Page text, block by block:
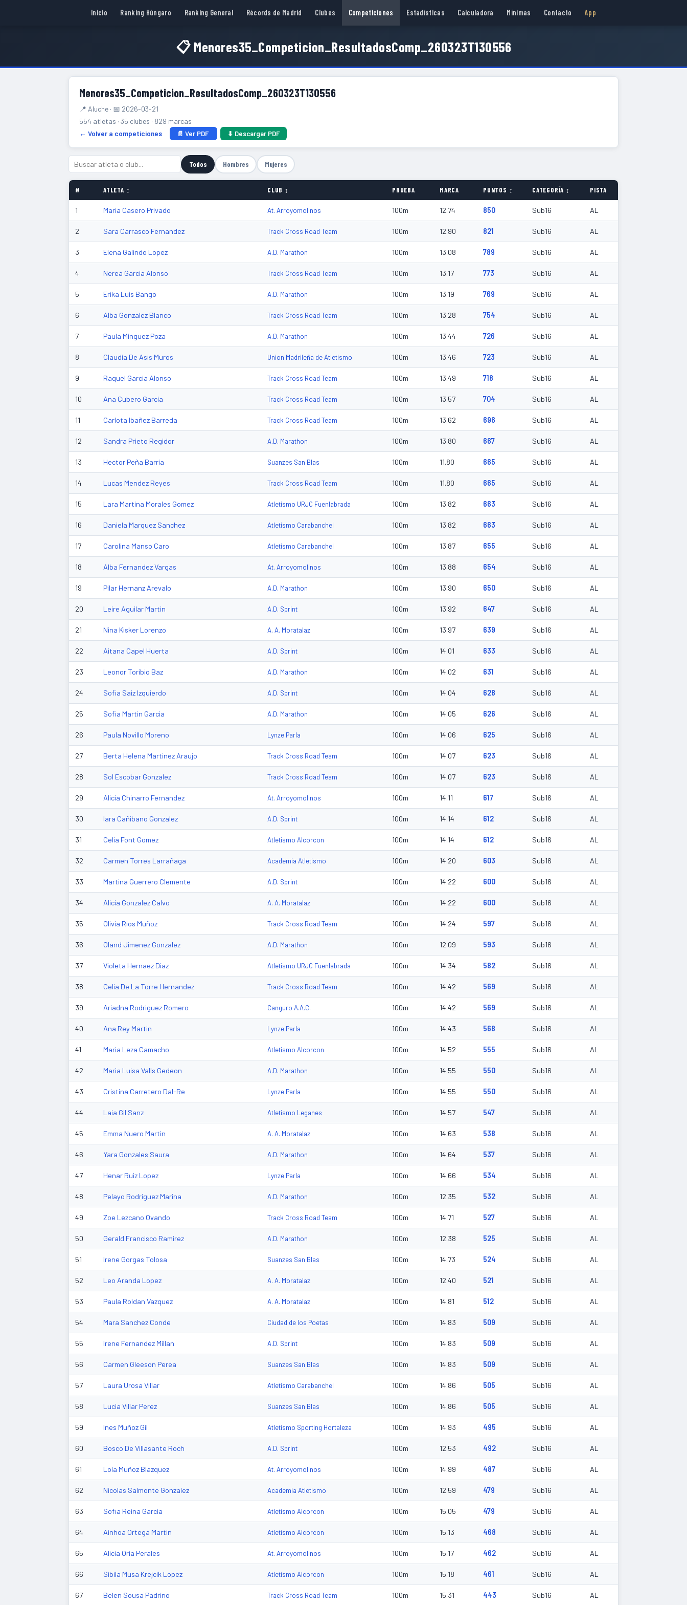
Inicio Ranking Húngaro Ranking General Récords de Madrid Clubes Competiciones Estadísticas Calculadora Mínimas Contacto App
📋 Menores35_Competicion_ResultadosComp_260323T130556
Menores35_Competicion_ResultadosComp_260323T130556
📍 Aluche · 📅 2026-03-21
554 atletas · 35 clubes · 829 marcas
← Volver a competiciones
📄 Ver PDF ⬇ Descargar PDF
Todos Hombres Mujeres
# ATLETA ↕ CLUB ↕ PRUEBA MARCA PUNTOS ↕ CATEGORÍA ↕ PISTA
1 Maria Casero Privado At. Arroyomolinos 100m 12.74 850 Sub16 AL
2 Sara Carrasco Fernandez Track Cross Road Team 100m 12.90 821 Sub16 AL
3 Elena Galindo Lopez A.D. Marathon 100m 13.08 789 Sub16 AL
4 Nerea Garcia Alonso Track Cross Road Team 100m 13.17 773 Sub16 AL
5 Erika Luis Bango A.D. Marathon 100m 13.19 769 Sub16 AL
6 Alba Gonzalez Blanco Track Cross Road Team 100m 13.28 754 Sub16 AL
7 Paula Minguez Poza A.D. Marathon 100m 13.44 726 Sub16 AL
8 Claudia De Asis Muros Union Madrileña de Atletismo 100m 13.46 723 Sub16 AL
9 Raquel Garcia Alonso Track Cross Road Team 100m 13.49 718 Sub16 AL
10 Ana Cubero Garcia Track Cross Road Team 100m 13.57 704 Sub16 AL
11 Carlota Ibañez Barreda Track Cross Road Team 100m 13.62 696 Sub16 AL
12 Sandra Prieto Regidor A.D. Marathon 100m 13.80 667 Sub16 AL
13 Hector Peña Barria Suanzes San Blas 100m 11.80 665 Sub16 AL
14 Lucas Mendez Reyes Track Cross Road Team 100m 11.80 665 Sub16 AL
15 Lara Martina Morales Gomez Atletismo URJC Fuenlabrada 100m 13.82 663 Sub16 AL
16 Daniela Marquez Sanchez Atletismo Carabanchel 100m 13.82 663 Sub16 AL
17 Carolina Manso Caro Atletismo Carabanchel 100m 13.87 655 Sub16 AL
18 Alba Fernandez Vargas At. Arroyomolinos 100m 13.88 654 Sub16 AL
19 Pilar Hernanz Arevalo A.D. Marathon 100m 13.90 650 Sub16 AL
20 Leire Aguilar Martin A.D. Sprint 100m 13.92 647 Sub16 AL
21 Nina Kisker Lorenzo A. A. Moratalaz 100m 13.97 639 Sub16 AL
22 Aitana Capel Huerta A.D. Sprint 100m 14.01 633 Sub16 AL
23 Leonor Toribio Baz A.D. Marathon 100m 14.02 631 Sub16 AL
24 Sofia Saiz Izquierdo A.D. Sprint 100m 14.04 628 Sub16 AL
25 Sofia Martin Garcia A.D. Marathon 100m 14.05 626 Sub16 AL
26 Paula Novillo Moreno Lynze Parla 100m 14.06 625 Sub16 AL
27 Berta Helena Martinez Araujo Track Cross Road Team 100m 14.07 623 Sub16 AL
28 Sol Escobar Gonzalez Track Cross Road Team 100m 14.07 623 Sub16 AL
29 Alicia Chinarro Fernandez At. Arroyomolinos 100m 14.11 617 Sub16 AL
30 Iara Cañibano Gonzalez A.D. Sprint 100m 14.14 612 Sub16 AL
31 Celia Font Gomez Atletismo Alcorcon 100m 14.14 612 Sub16 AL
32 Carmen Torres Larrañaga Academia Atletismo 100m 14.20 603 Sub16 AL
33 Martina Guerrero Clemente A.D. Sprint 100m 14.22 600 Sub16 AL
34 Alicia Gonzalez Calvo A. A. Moratalaz 100m 14.22 600 Sub16 AL
35 Olivia Rios Muñoz Track Cross Road Team 100m 14.24 597 Sub16 AL
36 Oland Jimenez Gonzalez A.D. Marathon 100m 12.09 593 Sub16 AL
37 Violeta Hernaez Diaz Atletismo URJC Fuenlabrada 100m 14.34 582 Sub16 AL
38 Celia De La Torre Hernandez Track Cross Road Team 100m 14.42 569 Sub16 AL
39 Ariadna Rodriguez Romero Canguro A.A.C. 100m 14.42 569 Sub16 AL
40 Ana Rey Martin Lynze Parla 100m 14.43 568 Sub16 AL
41 Maria Leza Camacho Atletismo Alcorcon 100m 14.52 555 Sub16 AL
42 Maria Luisa Valls Gedeon A.D. Marathon 100m 14.55 550 Sub16 AL
43 Cristina Carretero Dal-Re Lynze Parla 100m 14.55 550 Sub16 AL
44 Laia Gil Sanz Atletismo Leganes 100m 14.57 547 Sub16 AL
45 Emma Nuero Martin A. A. Moratalaz 100m 14.63 538 Sub16 AL
46 Yara Gonzales Saura A.D. Marathon 100m 14.64 537 Sub16 AL
47 Henar Ruiz Lopez Lynze Parla 100m 14.66 534 Sub16 AL
48 Pelayo Rodriguez Marina A.D. Marathon 100m 12.35 532 Sub16 AL
49 Zoe Lezcano Ovando Track Cross Road Team 100m 14.71 527 Sub16 AL
50 Gerald Francisco Ramirez A.D. Marathon 100m 12.38 525 Sub16 AL
51 Irene Gorgas Tolosa Suanzes San Blas 100m 14.73 524 Sub16 AL
52 Leo Aranda Lopez A. A. Moratalaz 100m 12.40 521 Sub16 AL
53 Paula Roldan Vazquez A. A. Moratalaz 100m 14.81 512 Sub16 AL
54 Mara Sanchez Conde Ciudad de los Poetas 100m 14.83 509 Sub16 AL
55 Irene Fernandez Millan A.D. Sprint 100m 14.83 509 Sub16 AL
56 Carmen Gleeson Perea Suanzes San Blas 100m 14.83 509 Sub16 AL
57 Laura Urosa Villar Atletismo Carabanchel 100m 14.86 505 Sub16 AL
58 Lucia Villar Perez Suanzes San Blas 100m 14.86 505 Sub16 AL
59 Ines Muñoz Gil Atletismo Sporting Hortaleza 100m 14.93 495 Sub16 AL
60 Bosco De Villasante Roch A.D. Sprint 100m 12.53 492 Sub16 AL
61 Lola Muñoz Blazquez At. Arroyomolinos 100m 14.99 487 Sub16 AL
62 Nicolas Salmonte Gonzalez Academia Atletismo 100m 12.59 479 Sub16 AL
63 Sofia Reina Garcia Atletismo Alcorcon 100m 15.05 479 Sub16 AL
64 Ainhoa Ortega Martin Atletismo Alcorcon 100m 15.13 468 Sub16 AL
65 Alicia Oria Perales At. Arroyomolinos 100m 15.17 462 Sub16 AL
66 Sibila Musa Krejcik Lopez Atletismo Alcorcon 100m 15.18 461 Sub16 AL
67 Belen Sousa Padrino Track Cross Road Team 100m 15.31 443 Sub16 AL